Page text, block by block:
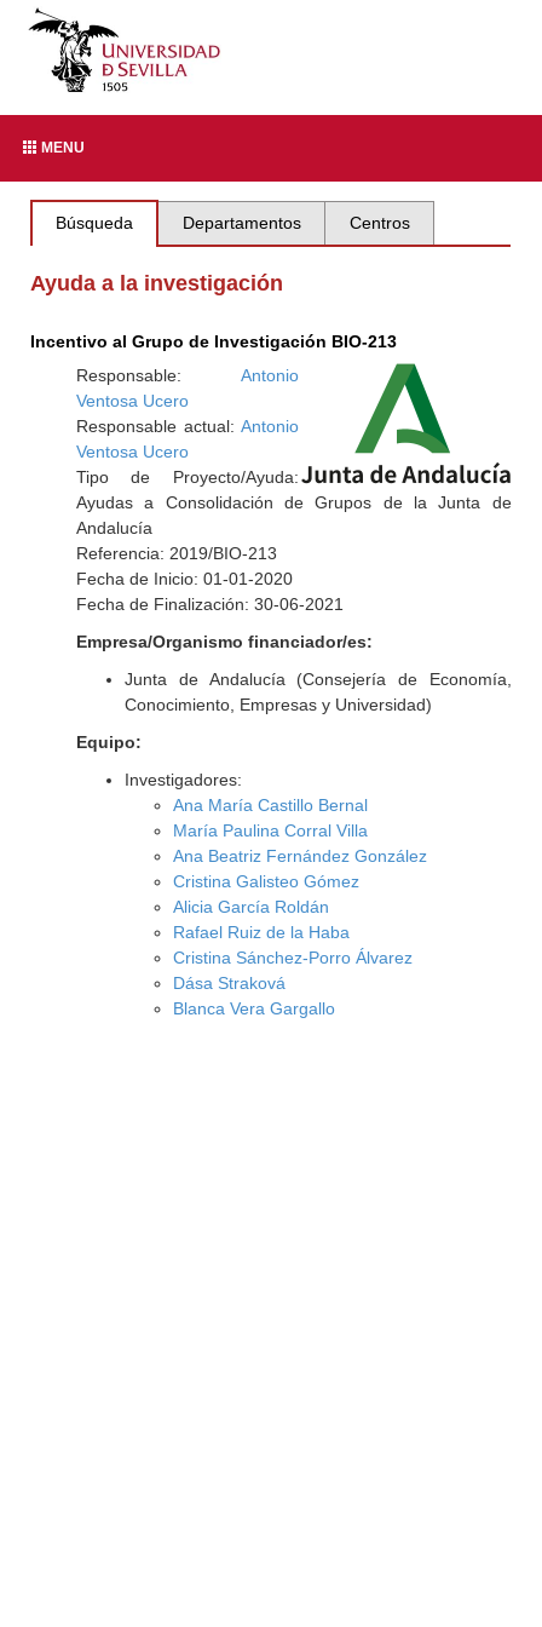
MENU
Búsqueda Departamentos Centros
Ayuda a la investigación
Incentivo al Grupo de Investigación BIO-213
Responsable: Antonio
Ventosa Ucero
Responsable actual: Antonio
Ventosa Ucero
Tipo de Proyecto/Ayuda:
Ayudas a Consolidación de Grupos de la Junta de
Andalucía
Referencia: 2019/BIO-213
Fecha de Inicio: 01-01-2020
Fecha de Finalización: 30-06-2021
Empresa/Organismo financiador/es:
Junta de Andalucía (Consejería de Economía,
Conocimiento, Empresas y Universidad)
Equipo:
Investigadores:
Ana María Castillo Bernal
María Paulina Corral Villa
Ana Beatriz Fernández González
Cristina Galisteo Gómez
Alicia García Roldán
Rafael Ruiz de la Haba
Cristina Sánchez-Porro Álvarez
Dása Straková
Blanca Vera Gargallo